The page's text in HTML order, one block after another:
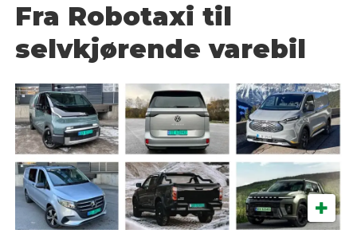
Fra Robotaxi til
selvkjørende varebil